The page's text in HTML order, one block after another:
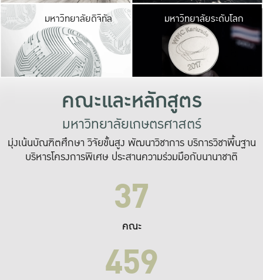
มหาวิทยาลัยดิจิทัล มหาวิ
เปลี่ยนแปลง แล
เพื่อทำง
ระบบสารสนเทศ
มหาวิทยาลัยระดับโลก
คณะและหลักสูตร
มหาวิทยาลัยเกษตรศาสตร์
มุ่งเน้นบัณฑิตศึกษา วิจัยขั้นสูง พัฒนาวิชาการ บริการวิชาพื้นฐาน
บริหารโครงการพิเศษ ประสานความร่วมมือกับนานาชาติ
37
คณะ
459